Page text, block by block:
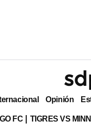
Opinión
FC TIGRES VS